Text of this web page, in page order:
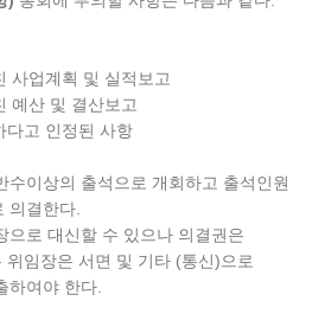
사업계획 및 실적보고
예산 및 결산보고
다고 인정된 사항
이상의 출석으로 개회하고 출석인원
의결한다.
로 대신할 수 있으나 의결권은
임장은 서면 및 기타 (통신)으로
하여야 한다.